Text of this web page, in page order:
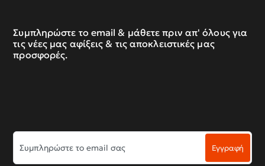
Συμπληρώστε το email & μάθετε πριν απ' όλους για
τις νέες μας αφίξεις & τις αποκλειστικές μας
προσφορές.
Συμπληρώστε
το
email
Εγγραφή